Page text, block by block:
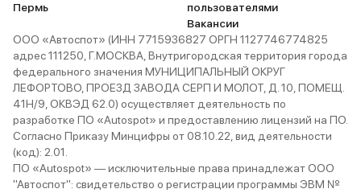
Пермь
пользователями
Вакансии
ООО «Автоспот» (ИНН 7715936827 ОРГН 1127746774825
адрес 111250, Г.МОСКВА, Внутригородская территория города
федерального значения МУНИЦИПАЛЬНЫЙ ОКРУГ
ЛЕФОРТОВО, ПРОЕЗД ЗАВОДА СЕРП И МОЛОТ, Д. 10, ПОМЕЩ.
41Н/9, ОКВЭД 62.0) осуществляет деятельность по
разработке ПО «Autospot» и предоставлению лицензий на ПО.
Согласно Приказу Минцифры от 08.10.22, вид деятельности
(код): 2.01.
ПО «Autospot» — исключительные права принадлежат ООО
"Автоспот": свидетельство о регистрации программы ЭВМ №